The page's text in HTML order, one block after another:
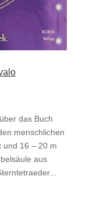
das Buch
menschlichen
und 16 – 20 m
aus